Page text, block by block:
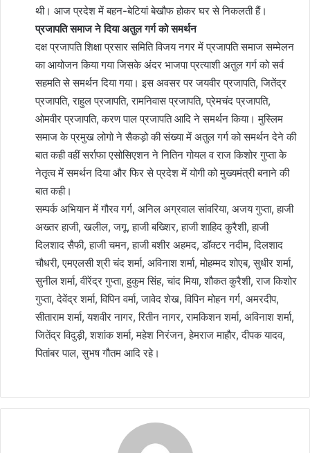
थी। आज प्रदेश में बहन-बेटियां बेखौफ होकर घर से निकलती हैं।
प्रजापति समाज ने दिया अतुल गर्ग को समर्थन
दक्ष प्रजापति शिक्षा प्रसार समिति विजय नगर में प्रजापति समाज सम्मेलन
का आयोजन किया गया जिसके अंदर भाजपा प्रत्याशी अतुल गर्ग को सर्व
सहमति से समर्थन दिया गया। इस अवसर पर जयवीर प्रजापति, जितेंद्र
प्रजापति, राहुल प्रजापति, रामनिवास प्रजापति, प्रेमचंद प्रजापति,
ओमवीर प्रजापति, करण पाल प्रजापति आदि ने समर्थन किया। मुस्लिम
समाज के प्रमुख लोगो ने सैकड़ो की संख्या में अतुल गर्ग को समर्थन देने की
बात कही वहीं सर्राफा एसोसिएशन ने नितिन गोयल व राज किशोर गुप्ता के
नेतृत्व में समर्थन दिया और फिर से प्रदेश में योगी को मुख्यमंत्री बनाने की
बात कही।
सम्पर्क अभियान में गौरव गर्ग, अनिल अग्रवाल सांवरिया, अजय गुप्ता, हाजी
अख्तर हाजी, खलील, जगू, हाजी बख्शिर, हाजी शाहिद कुरैशी, हाजी
दिलशाद सैफी, हाजी चमन, हाजी बशीर अहमद, डॉक्टर नदीम, दिलशाद
चौधरी, एमएलसी श्री चंद शर्मा, अविनाश शर्मा, मोहम्मद शोएब, सुधीर शर्मा,
सुनील शर्मा, वीरेंद्र गुप्ता, हुकुम सिंह, चांद मिया, शौकत कुरैशी, राज किशोर
गुप्ता, देवेंद्र शर्मा, विपिन वर्मा, जावेद शेख, विपिन मोहन गर्ग, अमरदीप,
सीताराम शर्मा, यशवीर नागर, रितीन नागर, रामकिशन शर्मा, अविनाश शर्मा,
जितेंद्र विदुड़ी, शशांक शर्मा, महेश निरंजन, हेमराज माहौर, दीपक यादव,
पितांबर पाल, सुभष गौतम आदि रहे।